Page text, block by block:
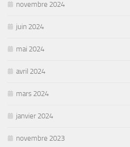
novembre 2024
juin 2024
mai 2024
avril 2024
mars 2024
janvier 2024
novembre 2023